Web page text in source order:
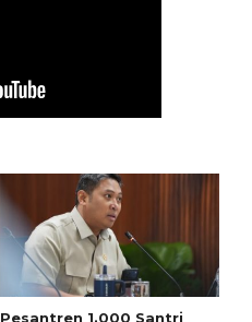
Pesantren 1.000 Santri